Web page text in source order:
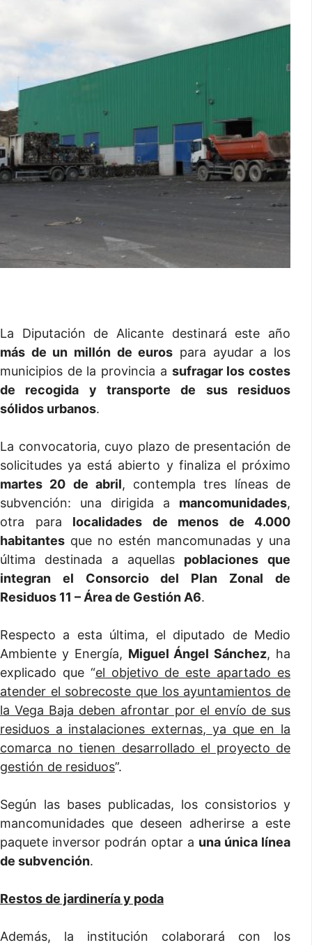
La Diputación de Alicante destinará este año
más de un millón de euros para ayudar a los
municipios de la provincia a sufragar los costes
de recogida y transporte de sus residuos
sólidos urbanos.
La convocatoria, cuyo plazo de presentación de
solicitudes ya está abierto y finaliza el próximo
martes 20 de abril, contempla tres líneas de
subvención: una dirigida a mancomunidades,
otra para localidades de menos de 4.000
habitantes que no estén mancomunadas y una
última destinada a aquellas poblaciones
que
integran el Consorcio del Plan Zonal de
Residuos 11 – Área de Gestión A6.
Respecto a esta última, el diputado de Medio
Ambiente y Energía, Miguel Ángel Sánchez, ha
explicado que “el objetivo de este apartado es
atender el sobrecoste que los ayuntamientos de
la Vega Baja deben afrontar por el envío de sus
residuos a instalaciones externas, ya que en la
comarca no tienen desarrollado el proyecto de
gestión de residuos”.
Según las bases publicadas, los consistorios y
mancomunidades que deseen adherirse a este
paquete inversor podrán optar a una única línea
de subvención.
Restos de jardinería y poda
Además, la institución colaborará con los